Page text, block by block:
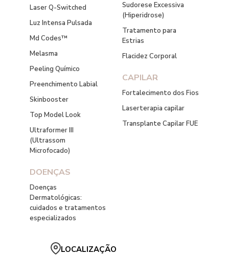
Laser Q-Switched
Luz Intensa Pulsada
Md Codes™
Melasma
Peeling Químico
Preenchimento Labial
Skinbooster
Top Model Look
Ultraformer III
(Ultrassom
Microfocado)
DOENÇAS
Doenças
Dermatológicas:
cuidados e tratamentos
especializados
Sudorese Excessiva
(Hiperidrose)
Tratamento para
Estrias
Flacidez Corporal
CAPILAR
Fortalecimento dos Fios
Laserterapia capilar
Transplante Capilar FUE
LOCALIZAÇÃO